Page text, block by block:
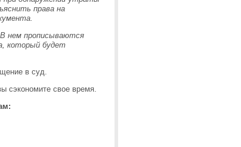
права на
нем прописываются
который будет
в суд.
сэкономите свое время.